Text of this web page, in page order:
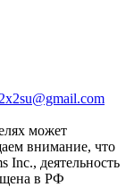
может
внимание, что
Inc., деятельность
в РФ